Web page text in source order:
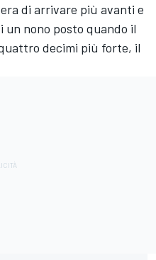
di arrivare più avanti e
nono posto quando il
decimi più forte, il